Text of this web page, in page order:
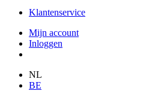
Klantenservice
Mijn account
Inloggen
NL
BE